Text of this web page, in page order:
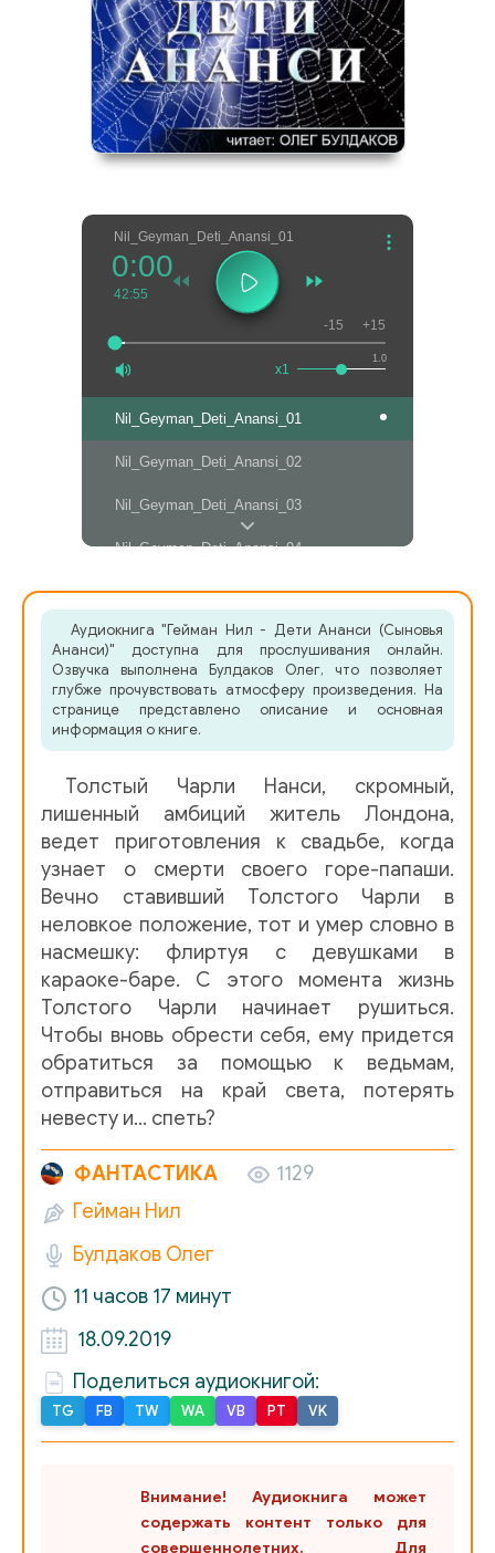
Nil_Geyman_Deti_Anansi_01
0:00
42:55
1.0
x1
-15 +15
Nil_Geyman_Deti_Anansi_01
Nil_Geyman_Deti_Anansi_02
Nil_Geyman_Deti_Anansi_03
Nil_Geyman_Deti_Anansi_04
Nil_Geyman_Deti_Anansi_05
Nil_Geyman_Deti_Anansi_06
Nil_Geyman_Deti_Anansi_07
Nil_Geyman_Deti_Anansi_08
Nil_Geyman_Deti_Anansi_10
Nil_Geyman_Deti_Anansi_11
Nil_Geyman_Deti_Anansi_12
Nil_Geyman_Deti_Anansi_13
Nil_Geyman_Deti_Anansi_14
Аудиокнига "Гейман Нил - Дети Ананси (Сыновья
Ананси)" доступна для прослушивания онлайн.
Озвучка выполнена Булдаков Олег, что позволяет
глубже прочувствовать атмосферу произведения. На
странице представлено описание и основная
информация о книге.
Толстый Чарли Нанси, скромный,
лишенный амбиций житель Лондона,
ведет приготовления к свадьбе, когда
узнает о смерти своего горе-папаши.
Вечно ставивший Толстого Чарли в
неловкое положение, тот и умер словно в
насмешку: флиртуя с девушками в
караоке-баре. С этого момента жизнь
Толстого Чарли начинает рушиться.
Чтобы вновь обрести себя, ему придется
обратиться за помощью к ведьмам,
отправиться на край света, потерять
невесту и… спеть?
ФАНТАСТИКА
1129
Гейман Нил
Булдаков Олег
11 часов 17 минут
18.09.2019
Поделиться аудиокнигой:
TG FB TW WA VB PT VK
Внимание! Аудиокнига может
содержать контент только для
совершеннолетних. Для